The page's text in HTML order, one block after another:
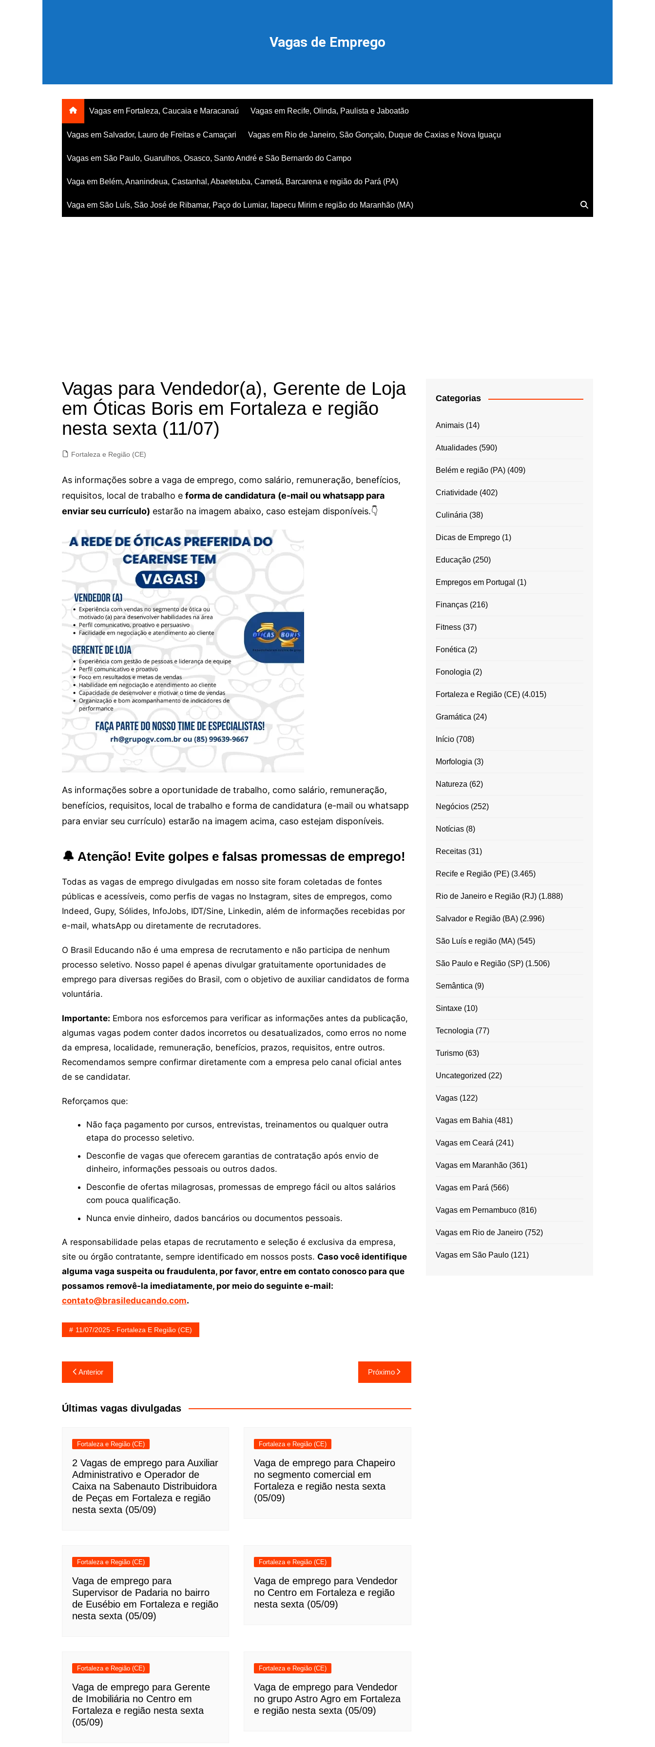
Vagas de Emprego
Vagas em Fortaleza, Caucaia e Maracanaú Vagas em Recife, Olinda, Paulista e Jaboatão
Vagas em Salvador, Lauro de Freitas e Camaçari Vagas em Rio de Janeiro, São Gonçalo, Duque de Caxias e Nova Iguaçu
Vagas em São Paulo, Guarulhos, Osasco, Santo André e São Bernardo do Campo
Vaga em Belém, Ananindeua, Castanhal, Abaetetuba, Cametá, Barcarena e região do Pará (PA)
Vaga em São Luís, São José de Ribamar, Paço do Lumiar, Itapecu Mirim e região do Maranhão (MA)
Vagas para Vendedor(a), Gerente de Loja
em Óticas Boris em Fortaleza e região
nesta sexta (11/07)
Fortaleza e Região (CE)
As informações sobre a vaga de emprego, como salário, remuneração, benefícios,
requisitos, local de trabalho e forma de candidatura (e-mail ou whatsapp para
enviar seu currículo) estarão na imagem abaixo, caso estejam disponíveis.👇
As informações sobre a oportunidade de trabalho, como salário, remuneração,
benefícios, requisitos, local de trabalho e forma de candidatura (e-mail ou whatsapp
para enviar seu currículo) estarão na imagem acima, caso estejam disponíveis.
🔔 Atenção! Evite golpes e falsas promessas de emprego!
Todas as vagas de emprego divulgadas em nosso site foram coletadas de fontes
públicas e acessíveis, como perfis de vagas no Instagram, sites de empregos, como
Indeed, Gupy, Sólides, InfoJobs, IDT/Sine, Linkedin, além de informações recebidas por
e-mail, whatsApp ou diretamente de recrutadores.
O Brasil Educando não é uma empresa de recrutamento e não participa de nenhum
processo seletivo. Nosso papel é apenas divulgar gratuitamente oportunidades de
emprego para diversas regiões do Brasil, com o objetivo de auxiliar candidatos de forma
voluntária.
Importante: Embora nos esforcemos para verificar as informações antes da publicação,
algumas vagas podem conter dados incorretos ou desatualizados, como erros no nome
da empresa, localidade, remuneração, benefícios, prazos, requisitos, entre outros.
Recomendamos sempre confirmar diretamente com a empresa pelo canal oficial antes
de se candidatar.
Reforçamos que:
Não faça pagamento por cursos, entrevistas, treinamentos ou qualquer outra
etapa do processo seletivo.
Desconfie de vagas que oferecem garantias de contratação após envio de
dinheiro, informações pessoais ou outros dados.
Desconfie de ofertas milagrosas, promessas de emprego fácil ou altos salários
com pouca qualificação.
Nunca envie dinheiro, dados bancários ou documentos pessoais.
A responsabilidade pelas etapas de recrutamento e seleção é exclusiva da empresa,
site ou órgão contratante, sempre identificado em nossos posts. Caso você identifique
alguma vaga suspeita ou fraudulenta, por favor, entre em contato conosco para que
possamos removê-la imediatamente, por meio do seguinte e-mail:
contato@brasileducando.com.
11/07/2025 - Fortaleza E Região (CE)
Navegação
de
Post
Anterior Próximo
Últimas vagas divulgadas
Fortaleza e Região (CE)
2 Vagas de emprego para Auxiliar
Administrativo e Operador de
Caixa na Sabenauto Distribuidora
de Peças em Fortaleza e região
nesta sexta (05/09)
Fortaleza e Região (CE)
Vaga de emprego para Chapeiro
no segmento comercial em
Fortaleza e região nesta sexta
(05/09)
Fortaleza e Região (CE)
Vaga de emprego para
Supervisor de Padaria no bairro
de Eusébio em Fortaleza e região
nesta sexta (05/09)
Fortaleza e Região (CE)
Vaga de emprego para Vendedor
no Centro em Fortaleza e região
nesta sexta (05/09)
Fortaleza e Região (CE)
Vaga de emprego para Gerente
de Imobiliária no Centro em
Fortaleza e região nesta sexta
(05/09)
Fortaleza e Região (CE)
Vaga de emprego para Vendedor
no grupo Astro Agro em Fortaleza
e região nesta sexta (05/09)
Categorias
Animais(14)
Atualidades(590)
Belém e região (PA)(409)
Criatividade(402)
Culinária (38)
Dicas de Emprego(1)
Educação(250)
Empregos em Portugal (1)
Finanças(216)
Fitness(37)
Fonética (2)
Fonologia (2)
Fortaleza e Região (CE)(4.015)
Gramática (24)
Início(708)
Morfologia (3)
Natureza (62)
Negócios(252)
Notícias(8)
Receitas(31)
Recife e Região (PE)(3.465)
Rio de Janeiro e Região (RJ)(1.888)
Salvador e Região (BA)(2.996)
São Luís e região (MA)(545)
São Paulo e Região (SP)(1.506)
Semântica (9)
Sintaxe(10)
Tecnologia (77)
Turismo(63)
Uncategorized (22)
Vagas(122)
Vagas em Bahia (481)
Vagas em Ceará (241)
Vagas em Maranhão(361)
Vagas em Pará (566)
Vagas em Pernambuco(816)
Vagas em Rio de Janeiro(752)
Vagas em São Paulo(121)